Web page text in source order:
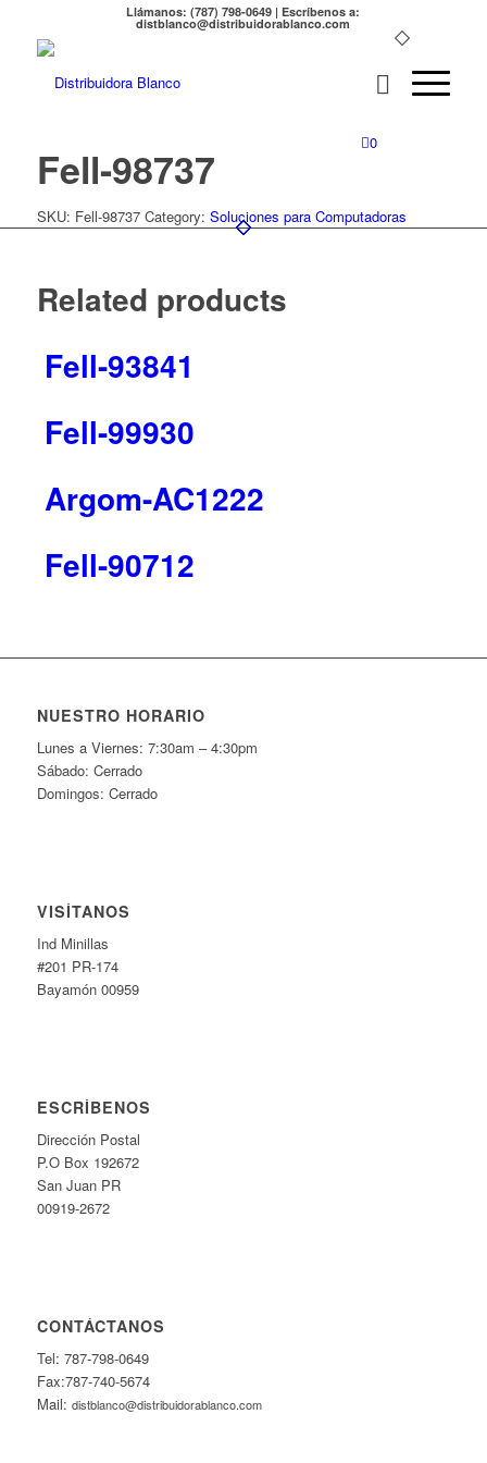
Llámanos: (787) 798-0649 | Escríbenos a:
distblanco@distribuidorablanco.com
0
Fell-98737
SKU: Fell-98737 Category: Soluciones para Computadoras
Related products
Fell-93841
Fell-99930
Argom-AC1222
Fell-90712
NUESTRO HORARIO
Lunes a Viernes: 7:30am – 4:30pm
Sábado: Cerrado
Domingos: Cerrado
VISÍTANOS
Ind Minillas
#201 PR-174
Bayamón 00959
ESCRÍBENOS
Dirección Postal
P.O Box 192672
San Juan PR
00919-2672
CONTÁCTANOS
Tel: 787-798-0649
Fax:787-740-5674
Mail: distblanco@distribuidorablanco.com